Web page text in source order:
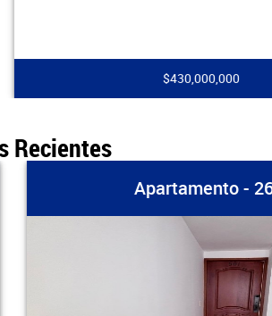
Recientes
Apartamento - 2615